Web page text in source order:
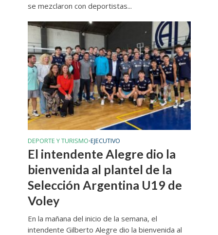
se mezclaron con deportistas...
DEPORTE Y TURISMO•EJECUTIVO
El intendente Alegre dio la
bienvenida al plantel de la
Selección Argentina U19 de
Voley
En la mañana del inicio de la semana, el
intendente Gilberto Alegre dio la bienvenida al